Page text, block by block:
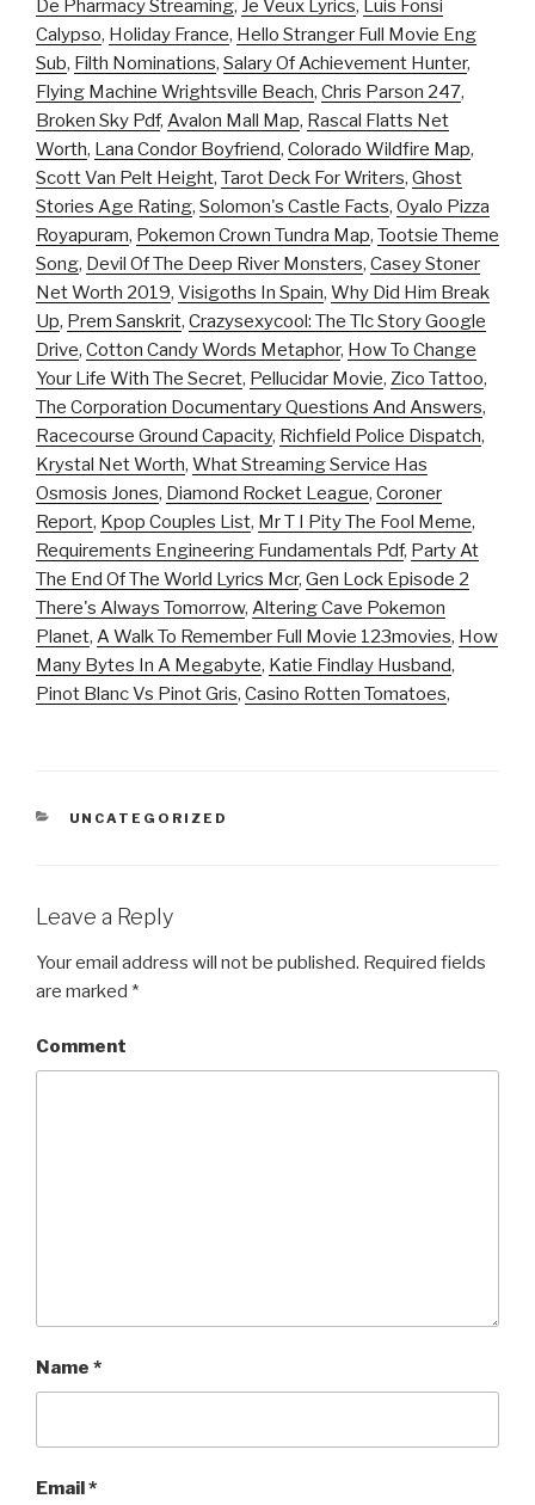
De Pharmacy Streaming, Je Veux Lyrics, Luis Fonsi
Calypso, Holiday France, Hello Stranger Full Movie Eng
Sub, Filth Nominations, Salary Of Achievement Hunter,
Flying Machine Wrightsville Beach, Chris Parson 247,
Broken Sky Pdf, Avalon Mall Map, Rascal Flatts Net
Worth, Lana Condor Boyfriend, Colorado Wildfire Map,
Scott Van Pelt Height, Tarot Deck For Writers, Ghost
Stories Age Rating, Solomon's Castle Facts, Oyalo Pizza
Royapuram, Pokemon Crown Tundra Map, Tootsie Theme
Song, Devil Of The Deep River Monsters, Casey Stoner
Net Worth 2019, Visigoths In Spain, Why Did Him Break
Up, Prem Sanskrit, Crazysexycool: The Tlc Story Google
Drive, Cotton Candy Words Metaphor, How To Change
Your Life With The Secret, Pellucidar Movie, Zico Tattoo,
The Corporation Documentary Questions And Answers,
Racecourse Ground Capacity, Richfield Police Dispatch,
Krystal Net Worth, What Streaming Service Has
Osmosis Jones, Diamond Rocket League, Coroner
Report, Kpop Couples List, Mr T I Pity The Fool Meme,
Requirements Engineering Fundamentals Pdf, Party At
The End Of The World Lyrics Mcr, Gen Lock Episode 2
There's Always Tomorrow, Altering Cave Pokemon
Planet, A Walk To Remember Full Movie 123movies, How
Many Bytes In A Megabyte, Katie Findlay Husband,
Pinot Blanc Vs Pinot Gris, Casino Rotten Tomatoes,
CATEGORIES
UNCATEGORIZED
Leave a Reply
Your email address will not be published. Required fields
are marked *
Comment
Name *
Email*